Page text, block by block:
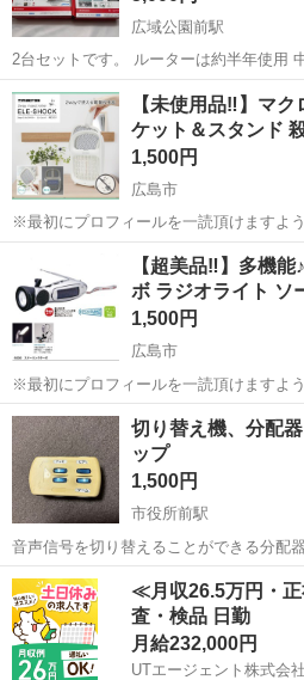
広域公園前駅
2台セットです。 ルーターは約半年使用 中継機は1週間も使わず…(ほ
ぼ未使用) メッシュWi-Fiを導入した為
広島 広島市 広域公園前駅 そ
【未使用品‼️】マ
ケット＆スタンド
1,500円
広島市
※最初にプロフィールを一読頂けますよ
店のアカウントである《リサイクルはっ
プロフィール及び商品の全てをご覧頂け
マクロスの電撃殺虫器になります...
その他 マクロス
【超美品‼️】多機
ボ ラジオライト ソ
1,500円
広島市
※最初にプロフィールを一読頂けますよ
店のアカウントである《リサイクルはっ
プロフィール及び商品の全てをご覧頂け
広島 広島市 その他 ライト
切り替え機、分配
ップ
1,500円
市役所前駅
音声信号を切り替えることができる分配
ている場合に、手元で簡単に切り替えが
広島 広島市 市役所前駅 その
≪月収26.5万円・
査・検品 日勤
月給232,000円
UTエージェント株式会社